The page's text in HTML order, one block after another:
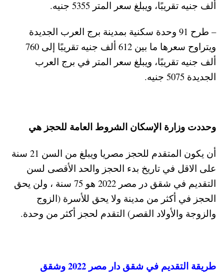
ألف جنيه تقريبًا، ويبلغ سعر المتر 5355 جنيه.
– طرح 91 وحدة سكنية بمدينة برج العرب الجديدة
ويتراوح سعرها ما بين 612 ألف جنيه تقريبًا إلى 760
ألف جنيه تقريبًا، ويبلغ سعر المتر في برج العرب
الجديدة 5075 جنيه.
وحددت وزارة اﻹسكان الشروط العامة للحجز هي
أن يكون المتقدم للحجز مصريا ويبلغ من ال
سن 21 سنة
على الاقل في تاريخ بدء الحجز والحد الأقصى لسن
التقديم في شقق در مصر 2022 هو 75 سنة ،
ولن يحق
الحجز في أكثر من مدينة وﻻ يحق للأسرة (الزوج
والزوجة واﻷولاد القصر) التقدم لحجز أكثر من وحدة.
طريقة التقديم في شقق دار مصر 2022 وشقق